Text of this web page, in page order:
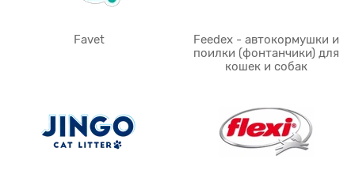
Favet
Feedex - автокормушки и
поилки (фонтанчики) для
кошек и собак